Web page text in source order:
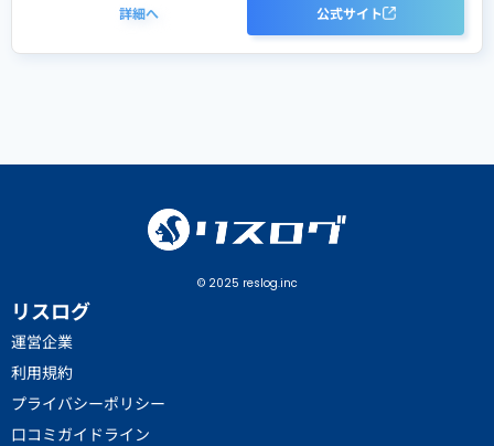
詳細へ 公式サイト
© 2025 reslog.inc
リスログ
運営企業
利用規約
プライバシーポリシー
口コミガイドライン